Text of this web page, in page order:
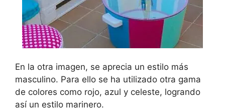
En la otra imagen, se aprecia un estilo más
masculino. Para ello se ha utilizado otra gama
de colores como rojo, azul y celeste, logrando
así un estilo marinero.